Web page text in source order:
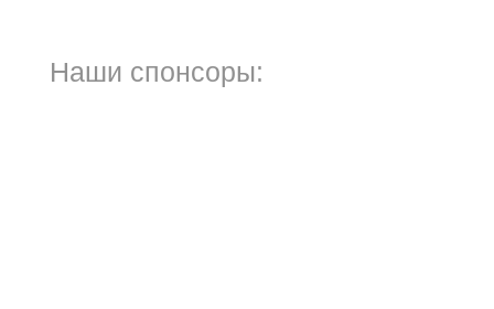
Наши спонсоры: